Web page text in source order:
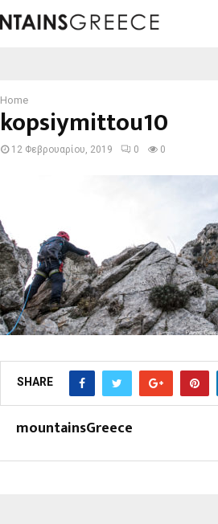
Home
kopsiymittou10
12 Φεβρουαρίου, 2019 0 0
SHARE
mountainsGreece